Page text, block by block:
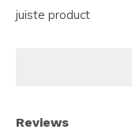
juiste product
Reviews